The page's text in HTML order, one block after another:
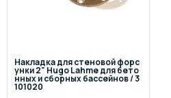
Накладка для стеновой форс
унки 2" Hugo Lahme для бето
нных и сборных бассейнов / 3
101020